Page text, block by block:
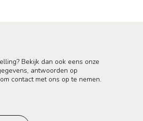
Bekijk dan ook eens onze
antwoorden op
contact met ons op te nemen.